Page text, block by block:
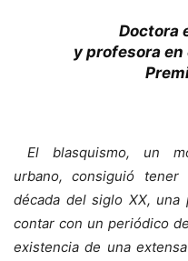
Doctora
y profesora en
El blasquismo, un
urbano, consiguió
década del siglo XX,
contar con un periódico
existencia de una